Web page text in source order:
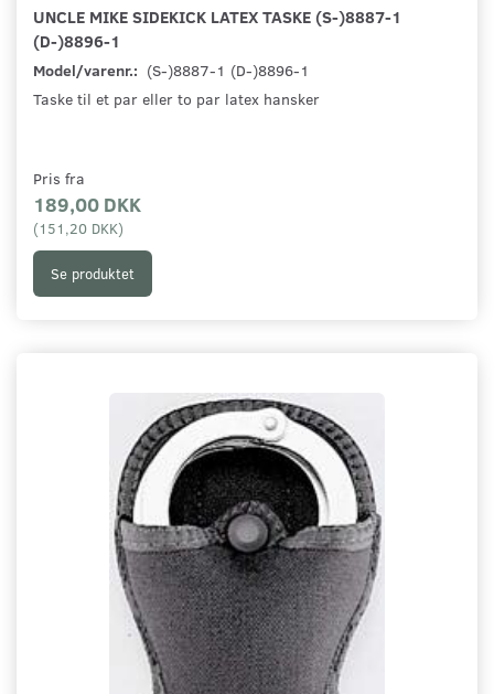
UNCLE MIKE SIDEKICK LATEX TASKE (S-)8887-1
(D-)8896-1
Model/varenr.: (S-)8887-1 (D-)8896-1
Taske til et par eller to par latex hansker
Pris fra
189,00 DKK
(151,20 DKK)
Se produktet